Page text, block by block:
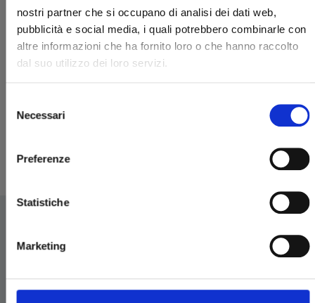
nostri partner che si occupano di analisi dei dati web,
pubblicità e social media, i quali potrebbero combinarle con
altre informazioni che ha fornito loro o che hanno raccolto
dal suo utilizzo dei loro servizi.
delNecessari
Preferenze
Statistiche
Marketing
BEYBLADE X n. 1